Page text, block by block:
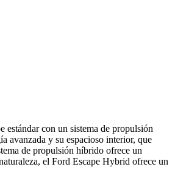
con un sistema de propulsión
avanzada y su espacioso interior, que
de propulsión híbrido ofrece un
el Ford Escape Hybrid ofrece un